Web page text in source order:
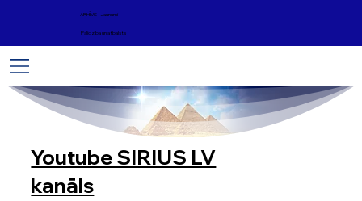
Palīdzība un atbalsts
ARHĪVS - Jaunumi
Youtube SIRIUS LV
kanāls